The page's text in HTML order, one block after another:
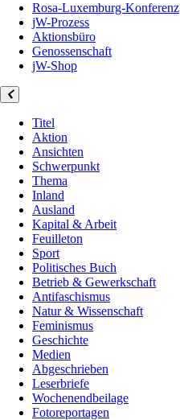
Rosa-Luxemburg-Konferenz
jW-Prozess
Aktionsbüro
Genossenschaft
jW-Shop
Titel
Aktion
Ansichten
Schwerpunkt
Thema
Inland
Ausland
Kapital & Arbeit
Feuilleton
Sport
Politisches Buch
Betrieb & Gewerkschaft
Antifaschismus
Natur & Wissenschaft
Feminismus
Geschichte
Medien
Abgeschrieben
Leserbriefe
Wochenendbeilage
Fotoreportagen